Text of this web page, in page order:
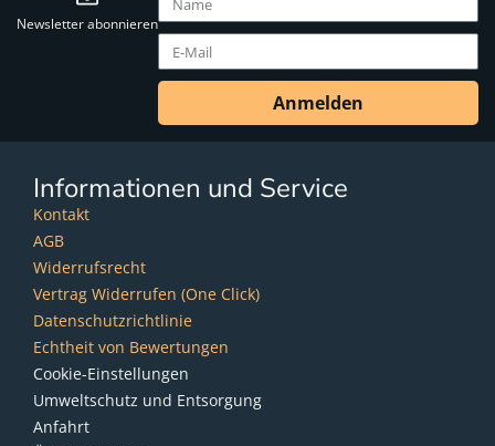
Newsletter abonnieren
Anmelden
Informationen und Service
Kontakt
AGB
Widerrufsrecht
Vertrag Widerrufen (One Click)
Datenschutzrichtlinie
Echtheit von Bewertungen
Cookie-Einstellungen
Umweltschutz und Entsorgung
Anfahrt